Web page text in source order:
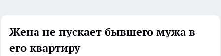
Жена не пускает бывшего мужа в
его квартиру